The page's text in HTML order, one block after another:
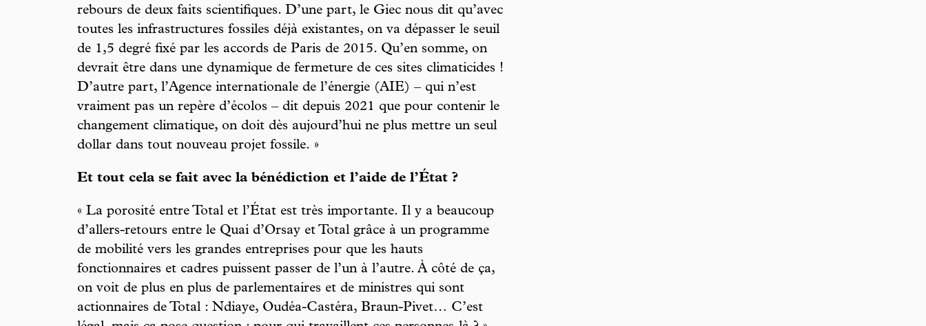
rebours de deux faits scientifiques. D’une part, le Giec nous dit qu’avec
toutes les infrastructures fossiles déjà existantes, on va dépasser le seuil
de 1,5 degré fixé par les accords de Paris de 2015. Qu’en somme, on
devrait être dans une dynamique de fermeture de ces sites climaticides !
D’autre part, l’Agence internationale de l’énergie (AIE) – qui n’est
vraiment pas un repère d’écolos – dit depuis 2021 que pour contenir le
changement climatique, on doit dès aujourd’hui ne plus mettre un seul
dollar dans tout nouveau projet fossile. »
Et tout cela se fait avec la bénédiction et l’aide de l’État ?
« La porosité entre Total et l’État est très importante. Il y a beaucoup
d’allers-retours entre le Quai d’Orsay et Total grâce à un programme
de mobilité vers les grandes entreprises pour que les hauts
fonctionnaires et cadres puissent passer de l’un à l’autre. À côté de ça,
on voit de plus en plus de parlementaires et de ministres qui sont
actionnaires de Total : Ndiaye, Oudéa-Castéra, Braun-Pivet… C’est